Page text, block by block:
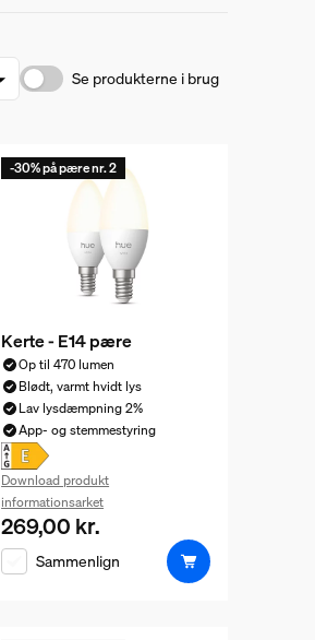
Se produkterne i brug
-30% på pære nr. 2
Kerte - E14 pære
Op til 470 lumen
Blødt, varmt hvidt lys
Lav lysdæmpning 2%
App- og stemmestyring
Download produkt
informationsarket
Nuværende pris er 269,00 kr.
269,00 kr.
Sammenlign